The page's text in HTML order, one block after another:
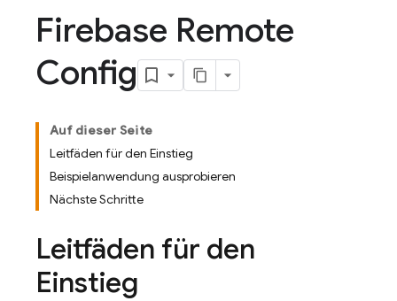
Firebase Remote
Config
Auf dieser Seite
Leitfäden für den Einstieg
Beispielanwendung ausprobieren
Nächste Schritte
Leitfäden für den
Einstieg